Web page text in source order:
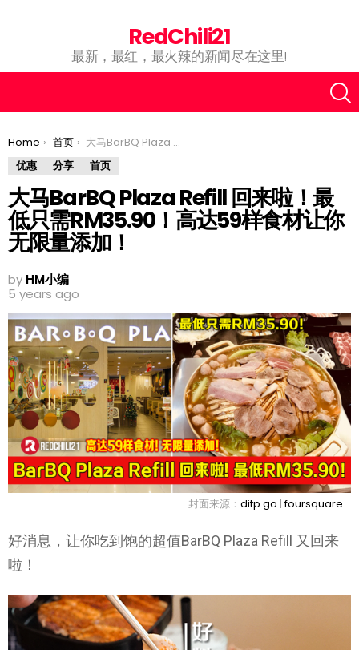
RedChili21
最新，最红，最火辣的新闻尽在这里!
You are here:
Home 首页
大马BarBQ Plaza Refill 回来啦！最低只需RM35.90！高达59样食材让你无限量添加！
优惠
分享 首页
大马BarBQ Plaza Refill 回来啦！最
低只需RM35.90！高达59样食材让你
无限量添加！
by HM小编
5 years ago
封面来源： ditp.go |foursquare
好消息，让你吃到饱的超值BarBQ Plaza Refill 又回来
啦！